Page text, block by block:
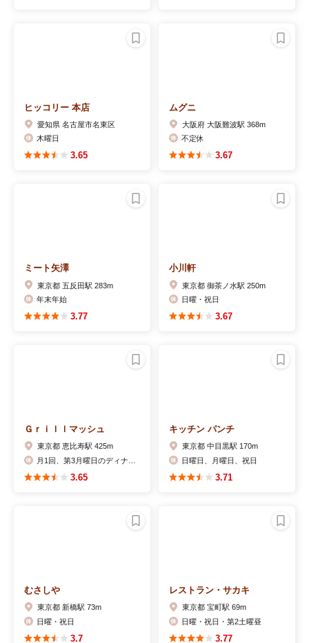
ヒッコリー 本店
愛知県 名古屋市名東区
木曜日
3.65
ムグニ
大阪府 大阪難波駅 368m
不定休
3.67
ミート矢澤
東京都 五反田駅 283m
年末年始
3.77
小川軒
東京都 御茶ノ水駅 250m
日曜・祝日
3.67
Ｇｒｉｌｌマッシュ
東京都 恵比寿駅 425m
3.65
キッチン パンチ
東京都 中目黒駅 170m
日曜日、月曜日、祝日
3.71
むさしや
東京都 新橋駅 73m
日曜・祝日
3.7
レストラン・サカキ
東京都 宝町駅 69m
日曜・祝日・第2土曜昼
3.77